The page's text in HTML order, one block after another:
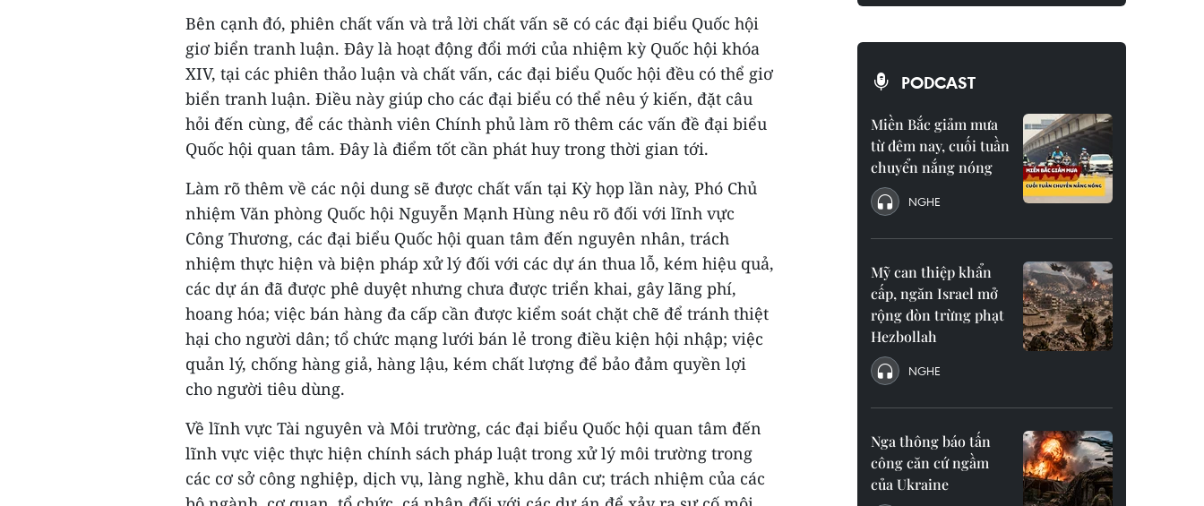
Bên cạnh đó, phiên chất vấn và trả lời chất vấn sẽ có các đại biểu Quốc hội
giơ biển tranh luận. Đây là hoạt động đổi mới của nhiệm kỳ Quốc hội khóa
XIV, tại các phiên thảo luận và chất vấn, các đại biểu Quốc hội đều có thể giơ
biển tranh luận. Điều này giúp cho các đại biểu có thể nêu ý kiến, đặt câu
hỏi đến cùng, để các thành viên Chính phủ làm rõ thêm các vấn đề đại biểu
Quốc hội quan tâm. Đây là điểm tốt cần phát huy trong thời gian tới.
Làm rõ thêm về các nội dung sẽ được chất vấn tại Kỳ họp lần này, Phó Chủ
nhiệm Văn phòng Quốc hội Nguyễn Mạnh Hùng nêu rõ đối với lĩnh vực
Công Thương, các đại biểu Quốc hội quan tâm đến nguyên nhân, trách
nhiệm thực hiện và biện pháp xử lý đối với các dự án thua lỗ, kém hiệu quả,
các dự án đã được phê duyệt nhưng chưa được triển khai, gây lãng phí,
hoang hóa; việc bán hàng đa cấp cần được kiểm soát chặt chẽ để tránh thiệt
hại cho người dân; tổ chức mạng lưới bán lẻ trong điều kiện hội nhập; việc
quản lý, chống hàng giả, hàng lậu, kém chất lượng để bảo đảm quyền lợi
cho người tiêu dùng.
Về lĩnh vực Tài nguyên và Môi trường, các đại biểu Quốc hội quan tâm đến
lĩnh vực việc thực hiện chính sách pháp luật trong xử lý môi trường trong
các cơ sở công nghiệp, dịch vụ, làng nghề, khu dân cư; trách nhiệm của các
PODCAST
Miền Bắc giảm mưa
từ đêm nay, cuối tuần
chuyển nắng nóng
NGHE
Mỹ can thiệp khẩn
cấp, ngăn Israel mở
rộng đòn trừng phạt
Hezbollah
NGHE
Nga thông báo tấn
công căn cứ ngầm
của Ukraine